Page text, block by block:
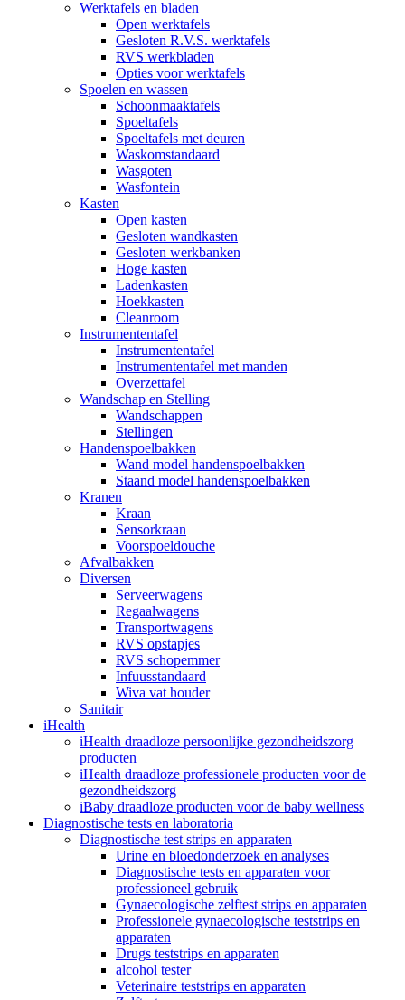
Werktafels en bladen
Open werktafels
Gesloten R.V.S. werktafels
RVS werkbladen
Opties voor werktafels
Spoelen en wassen
Schoonmaaktafels
Spoeltafels
Spoeltafels met deuren
Waskomstandaard
Wasgoten
Wasfontein
Kasten
Open kasten
Gesloten wandkasten
Gesloten werkbanken
Hoge kasten
Ladenkasten
Hoekkasten
Cleanroom
Instrumententafel
Instrumententafel
Instrumententafel met manden
Overzettafel
Wandschap en Stelling
Wandschappen
Stellingen
Handenspoelbakken
Wand model handenspoelbakken
Staand model handenspoelbakken
Kranen
Kraan
Sensorkraan
Voorspoeldouche
Afvalbakken
Diversen
Serveerwagens
Regaalwagens
Transportwagens
RVS opstapjes
RVS schopemmer
Infuusstandaard
Wiva vat houder
Sanitair
iHealth
iHealth draadloze persoonlijke gezondheidszorg
producten
iHealth draadloze professionele producten voor de
gezondheidszorg
iBaby draadloze producten voor de baby wellness
Diagnostische tests en laboratoria
Diagnostische test strips en apparaten
Urine en bloedonderzoek en analyses
Diagnostische tests en apparaten voor
professioneel gebruik
Gynaecologische zelftest strips en apparaten
Professionele gynaecologische teststrips en
apparaten
Drugs teststrips en apparaten
alcohol tester
Veterinaire teststrips en apparaten